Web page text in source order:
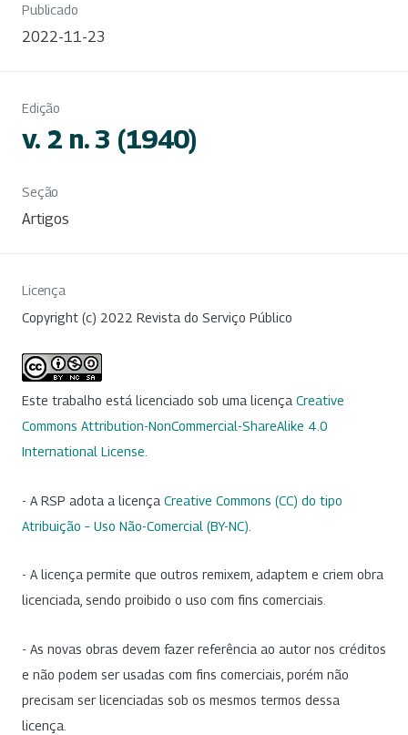
Publicado
2022-11-23
Edição
v. 2 n. 3 (1940)
Seção
Artigos
Licença
Copyright (c) 2022 Revista do Serviço Público
Este trabalho está licenciado sob uma licença Creative
Commons Attribution-NonCommercial-ShareAlike 4.0
International License
- A RSP adota a licença Creative Commons (CC) do tipo
Atribuição – Uso Não-Comercial (BY-NC)
- A licença permite que outros remixem, adaptem e criem obra
licenciada, sendo proibido o uso com fins comerciais.
- As novas obras devem fazer referência ao autor nos créditos
e não podem ser usadas com fins comerciais, porém não
precisam ser licenciadas sob os mesmos termos dessa
licença.